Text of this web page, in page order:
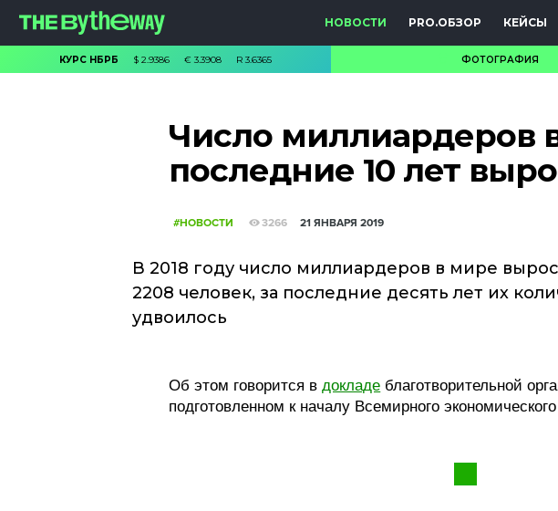
НОВОСТИ PRO.ОБЗОР КЕЙСЫ
КУРС НБРБ $2.9386 € 3.3908 R3.6365 ФОТОГРАФИЯ
Число миллиардеров
последние 10 лет
#НОВОСТИ 3266 21 ЯНВАРЯ 2019
В 2018 году число миллиардеров в мире
2208 человек, за последние десять лет их
удвоилось
Об этом говорится вдокладе благотворительной
подготовленном к началу Всемирного